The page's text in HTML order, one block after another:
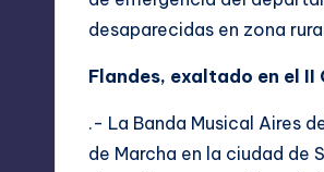
desaparecidas en zona
Flandes, exaltado en el
.- La Banda Musical Aires
de Marcha en la ciudad de